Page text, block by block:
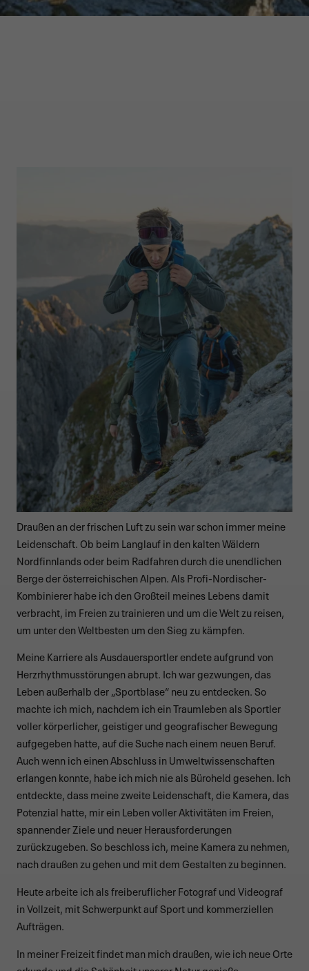
Draußen an der frischen Luft zu sein war schon immer meine
Leidenschaft. Ob beim Langlauf in den kalten Wäldern
Nordfinnlands oder beim Radfahren durch die unendlichen
Berge der österreichischen Alpen. Als Profi-Nordischer-
Kombinierer habe ich den Großteil meines Lebens damit
verbracht, im Freien zu trainieren und um die Welt zu reisen,
um unter den Weltbesten um den Sieg zu kämpfen.
Meine Karriere als Ausdauersportler endete aufgrund von
Herzrhythmusstörungen abrupt. Ich war gezwungen, das
Leben außerhalb der „Sportblase“ neu zu entdecken. So
machte ich mich, nachdem ich ein Traumleben als Sportler
voller körperlicher, geistiger und geografischer Bewegung
aufgegeben hatte, auf die Suche nach einem neuen Beruf.
Auch wenn ich einen Abschluss in Umweltwissenschaften
erlangen konnte, habe ich mich nie als Büroheld gesehen. Ich
entdeckte, dass meine zweite Leidenschaft, die Kamera, das
Potenzial hatte, mir ein Leben voller Aktivitäten im Freien,
spannender Ziele und neuer Herausforderungen
zurückzugeben. So beschloss ich, meine Kamera zu nehmen,
nach draußen zu gehen und mit dem Gestalten zu beginnen.
Heute arbeite ich als freiberuflicher Fotograf und Videograf
in Vollzeit, mit Schwerpunkt auf Sport und kommerziellen
Aufträgen.
In meiner Freizeit findet man mich draußen, wie ich neue Orte